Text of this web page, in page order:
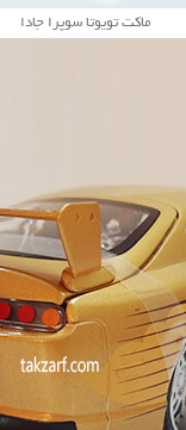
ماکت تویوتا سوپرا جادا